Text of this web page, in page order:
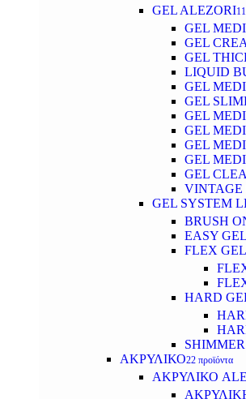
GEL ALEZORI
GEL
GEL
GEL
LIQUID
GEL
GEL
GEL
GEL
GEL
GEL
GEL
VINTAGE
GEL SYSTEM
BRUSH
EASY
FLEX
HARD
ΑΚΡΥΛΙΚΟ22 προϊόντα
ΑΚΡΥΛΙΚΟ